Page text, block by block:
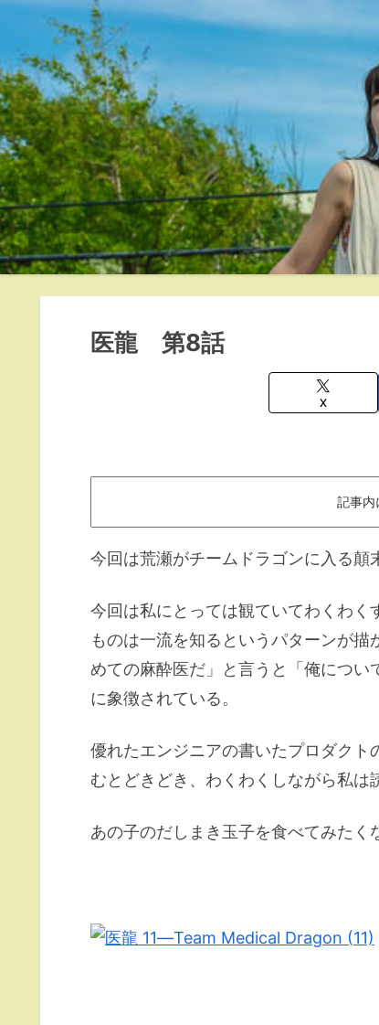
医龍 第8話
X
記事内
今回は荒瀬がチームドラゴンに入る顛
今回は私にとっては観ていてわくわ
ものは一流を知るというパターンが
めての麻酔医だ」と言うと「俺につい
に象徴されている。
優れたエンジニアの書いたプロダク
むとどきどき、わくわくしながら私は
あの子のだしまき玉子を食べてみたく